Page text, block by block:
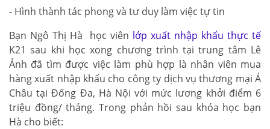
- Hình thành tác phong và tư duy làm việc tự tin
Bạn Ngô Thị Hà học viên lớp xuất nhập khẩu thực tế
K21 sau khi học xong chương trình tại trung tâm Lê
Ánh đã tìm được việc làm phù hợp là nhân viên mua
hàng xuất nhập khẩu cho công ty dịch vụ thương mại Á
Châu tại Đống Đa, Hà Nội với mức lương khởi điểm 6
triệu đồng/ tháng. Trong phản hồi sau khóa học bạn
Hà cho biết: